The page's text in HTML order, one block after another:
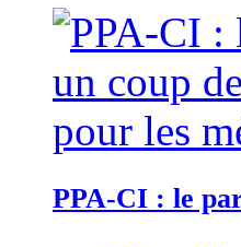
PPA-CI : le